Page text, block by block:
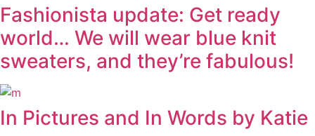
Fashionista update: Get ready
world… We will wear blue knit
sweaters, and they’re fabulous!
In Pictures and In Words by Katie